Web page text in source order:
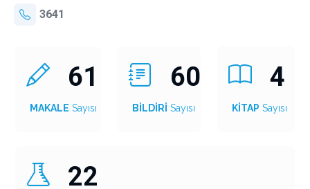
3641
61
MAKALE Sayısı
60
BİLDİRİ Sayısı
4
KİTAP Sayısı
22